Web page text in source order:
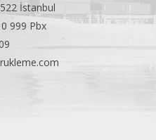
İstanbul
999 Pbx